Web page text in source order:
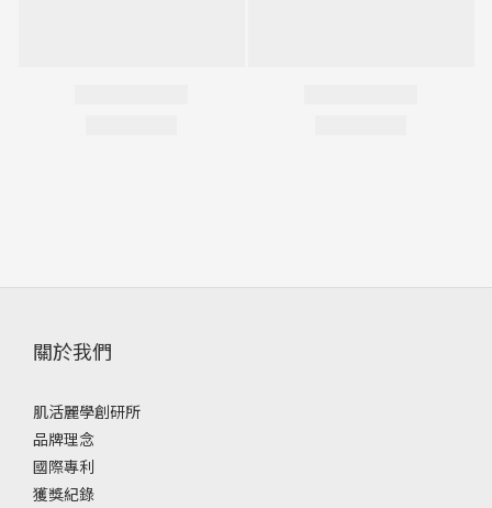
關於我們
肌活麗學創研所
品牌理念
國際專利
獲獎紀錄